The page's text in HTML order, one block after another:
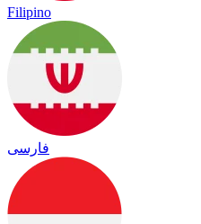
Filipino
فارسی